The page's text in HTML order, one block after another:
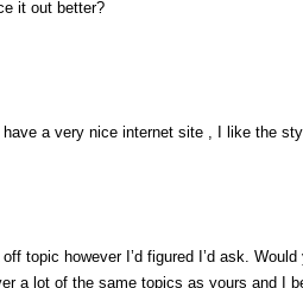
it out better?
a very nice internet site , I like the
topic however I’d figured I’d ask.
a lot of the same topics as yours and I